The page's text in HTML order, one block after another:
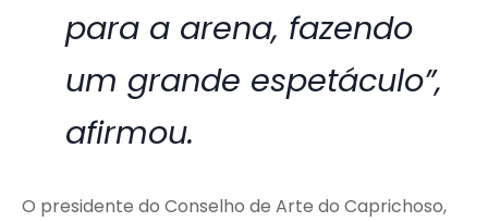
para a arena, fazendo
um grande espetáculo”,
afirmou.
O presidente do Conselho de Arte do Caprichoso,